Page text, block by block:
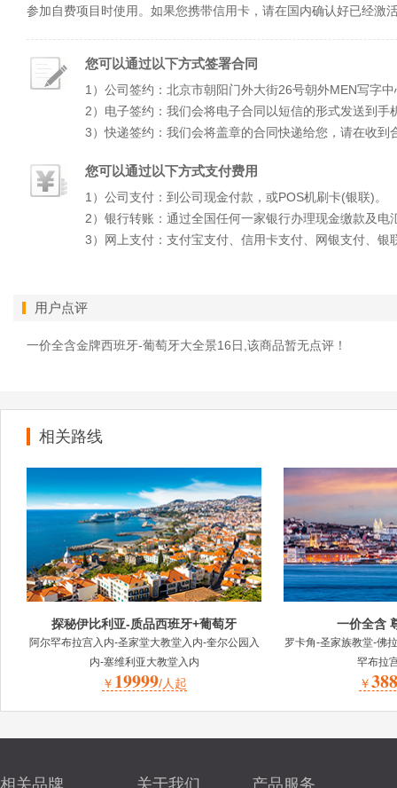
参加自费项目时使用。如果您携带信用卡，请在国内确认好已经激
您可以通过以下方式签署合同
1）公司签约：北京市朝阳门外大街26号朝外MEN写字
2）电子签约：我们会将电子合同以短信的形式发送到
3）快递签约：我们会将盖章的合同快递给您，请在收
您可以通过以下方式支付费用
1）公司支付：到公司现金付款，或POS机刷卡(银联)。
2）银行转账：通过全国任何一家银行办理现金缴款及
3）网上支付：支付宝支付、信用卡支付、网银支付、银
用户点评
一价全含金牌西班牙-葡萄牙大全景16日,该商品暂无点评！
相关路线
探秘伊比利亚-质品西班牙+葡萄牙
阿尔罕布拉宫入内-圣家堂大教堂入内-奎尔公园入
内-塞维利亚大教堂入内
￥ 19999/人起
一价全含
罗卡角-圣家族教堂-佛
罕布拉
￥
相关品牌 关于我们 产品服务